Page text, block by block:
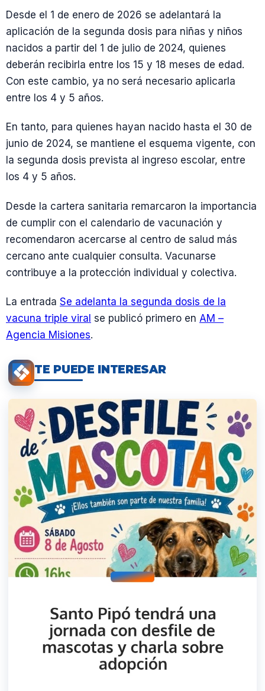
Desde el 1 de enero de 2026 se adelantará la
aplicación de la segunda dosis para niñas y niños
nacidos a partir del 1 de julio de 2024, quienes
deberán recibirla entre los 15 y 18 meses de edad.
Con este cambio, ya no será necesario aplicarla
entre los 4 y 5 años.
En tanto, para quienes hayan nacido hasta el 30 de
junio de 2024, se mantiene el esquema vigente, con
la segunda dosis prevista al ingreso escolar, entre
los 4 y 5 años.
Desde la cartera sanitaria remarcaron la importancia
de cumplir con el calendario de vacunación y
recomendaron acercarse al centro de salud más
cercano ante cualquier consulta. Vacunarse
contribuye a la protección individual y colectiva.
La entrada Se adelanta la segunda dosis de la
vacuna triple viral se publicó primero en AM –
Agencia Misiones.
TE PUEDE INTERESAR